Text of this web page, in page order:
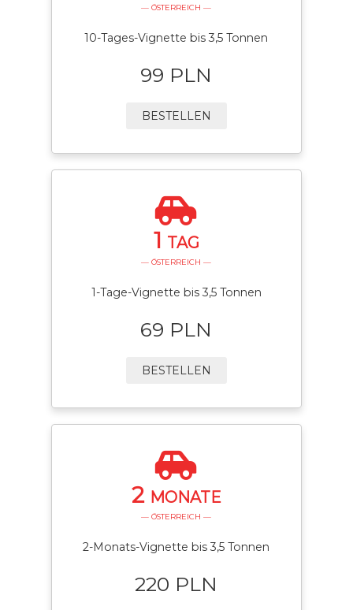
— ÖSTERREICH —
10-Tages-Vignette bis 3,5 Tonnen
99 PLN
BESTELLEN
1 TAG
— ÖSTERREICH —
1-Tage-Vignette bis 3,5 Tonnen
69 PLN
BESTELLEN
2 MONATE
— ÖSTERREICH —
2-Monats-Vignette bis 3,5 Tonnen
220 PLN